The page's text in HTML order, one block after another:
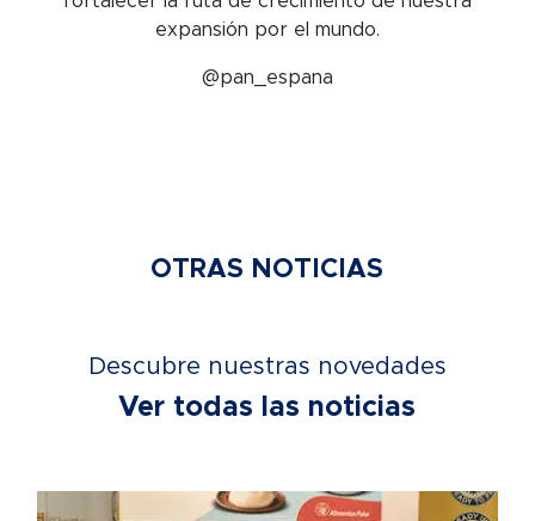
expansión por el mundo.
@pan_espana
OTRAS NOTICIAS
Descubre nuestras novedades
Ver todas las noticias